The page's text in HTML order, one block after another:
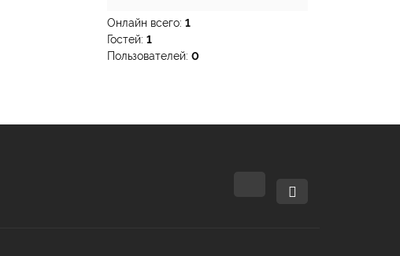
Онлайн всего: 1
Гостей: 1
Пользователей: 0